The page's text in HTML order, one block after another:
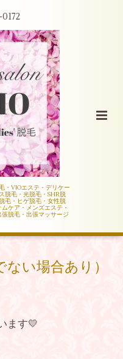
・VIOエステ・デリケー
脱毛・光脱毛・SHR脱
毛・ヒゲ脱毛・女性脱
ケア・メンズエステ・
脱毛・出張マッサージ
い場合あり）
ます💛